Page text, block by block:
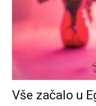
Vše začalo u